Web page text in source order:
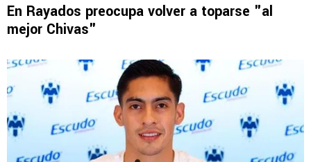
En Rayados preocupa volver a toparse "al
mejor Chivas"